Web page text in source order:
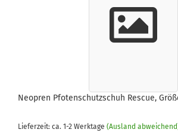
Neopren Pfotenschutzschuh Rescue,
Lieferzeit: ca. 1-2 Werktage (Ausland